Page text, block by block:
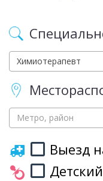
Химиотерапевт
Метро, район
Выезд